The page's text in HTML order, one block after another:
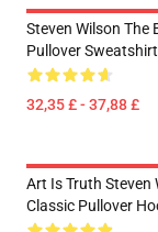
Steven Wilson The
Pullover Sweatshirt
32,35 £ - 37,88 £
Art Is Truth Steven
Classic Pullover